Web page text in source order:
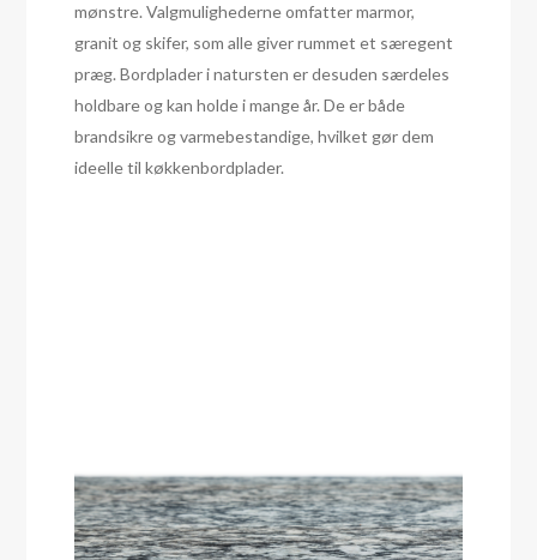
mønstre. Valgmulighederne omfatter marmor,
granit og skifer, som alle giver rummet et særegent
præg. Bordplader i natursten er desuden særdeles
holdbare og kan holde i mange år. De er både
brandsikre og varmebestandige, hvilket gør dem
ideelle til køkkenbordplader.